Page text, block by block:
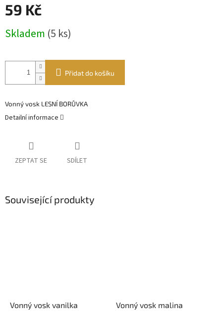
59 Kč
cena:
Skladem (5 ks)
Přidat do košíku
Vonný vosk LESNÍ BORŮVKA
Detailní informace
ZEPTAT SE SDÍLET
Související produkty
Vonný vosk vanilka Vonný vosk malina